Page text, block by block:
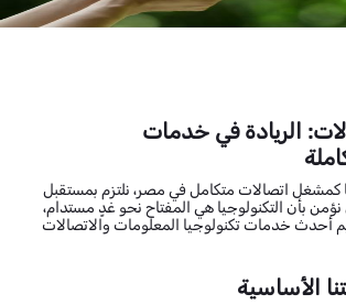
الريادة في خدمات
كمشغل اتصالات متكامل في مصر، نلتزم بمستقبل
نؤمن بأن التكنولوجيا هي المفتاح نحو غدٍ مستدام،
أحدث خدمات تكنولوجيا المعلومات والاتصالات
الأساسية